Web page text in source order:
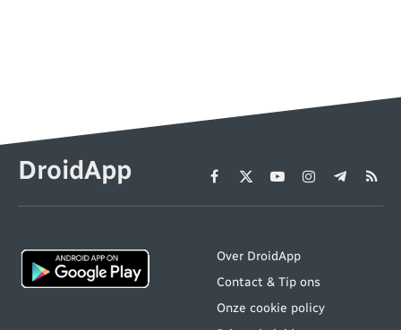
DroidApp Facebook
X
(Twitter)
YouTubeInstagram
Telegram
RSS
Over DroidApp
Contact & Tip ons
Onze cookie policy